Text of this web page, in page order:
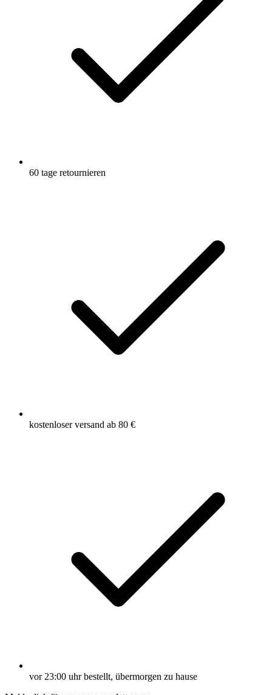
60 tage retournieren
kostenloser versand ab 80 €
vor 23:00 uhr bestellt, übermorgen zu hause